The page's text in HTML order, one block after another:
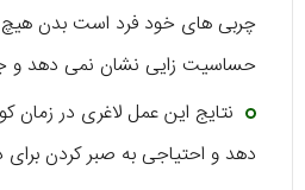
چربی های خود فرد است بدن
حساسیت زایی نشان نمی دهد و
نتایج این عمل لاغری در زمان
دهد و احتیاجی به صبر کردن